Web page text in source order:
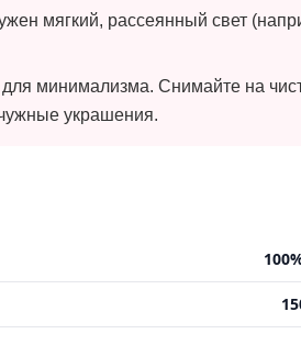
мягкий, рассеянный свет
минимализма. Снимайте на
украшения.